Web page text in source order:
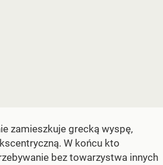
zamieszkuje grecką wyspę,
W końcu kto
bez towarzystwa innych